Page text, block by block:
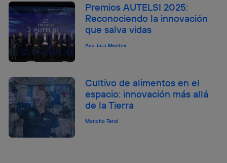
Premios AUTELSI 2025:
Reconociendo la innovación
que salva vidas
Ana Jara Montes
Cultivo de alimentos en el
espacio: innovación más allá
de la Tierra
Moncho Terol